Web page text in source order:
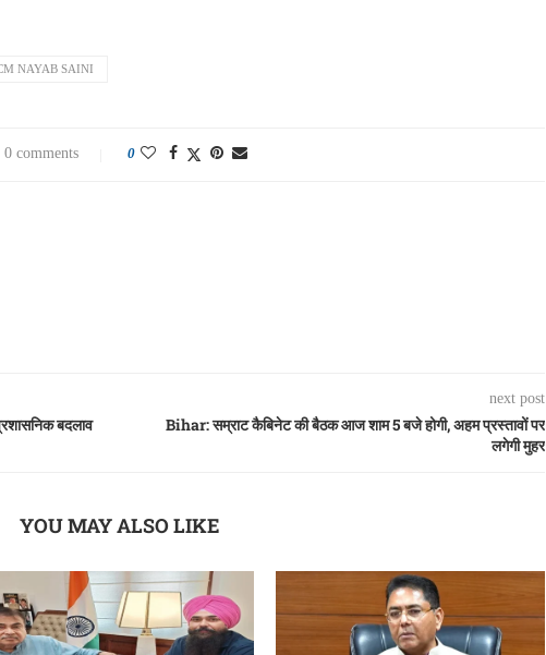
NAYAB SAINI
0 comments 0
बदलाव
next post
Bihar: सम्राट कैबिनेट की बैठक आज शाम 5 बजे होगी, अहम प्रस्तावों पर
लगेगी मुहर
YOU MAY ALSO LIKE